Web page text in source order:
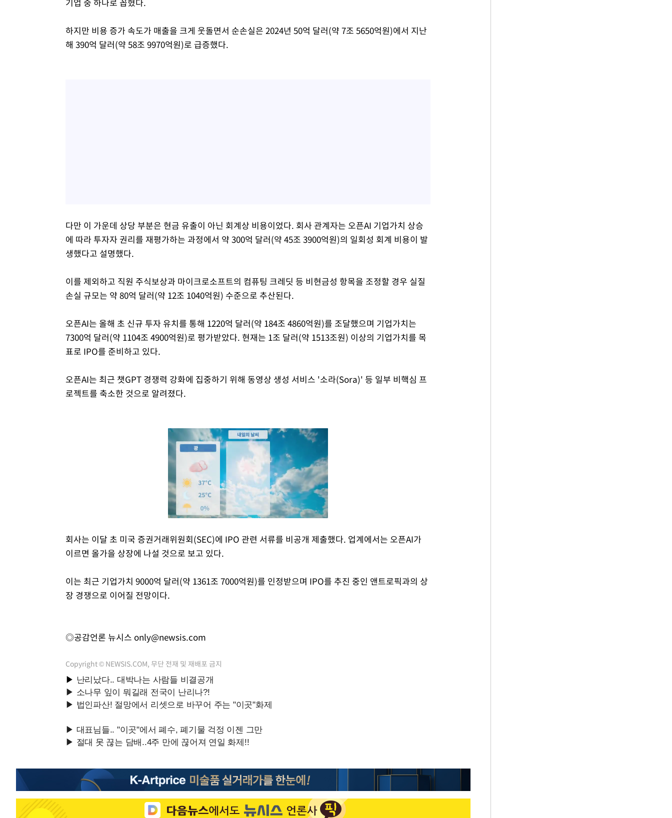
하지만 비용 증가 속도가 매출을 크게 웃돌면서 순손실은 2024년 50억 달러(약 7조 5650억원)에서 지난
해 390억 달러(약 58조 9970억원)로 급증했다.
다만 이 가운데 상당 부분은 현금 유출이 아닌 회계상 비용이었다. 회사 관계자는 오픈AI 기업가치 상승
에 따라 투자자 권리를 재평가하는 과정에서 약 300억 달러(약 45조 3900억원)의 일회성 회계 비용이 발
생했다고 설명했다.
이를 제외하고 직원 주식보상과 마이크로소프트의 컴퓨팅 크레딧 등 비현금성 항목을 조정할 경우 실질
손실 규모는 약 80억 달러(약 12조 1040억원) 수준으로 추산된다.
오픈AI는 올해 초 신규 투자 유치를 통해 1220억 달러(약 184조 4860억원)를 조달했으며 기업가치는
7300억 달러(약 1104조 4900억원)로 평가받았다. 현재는 1조 달러(약 1513조원) 이상의 기업가치를 목
표로 IPO를 준비하고 있다.
오픈AI는 최근 챗GPT 경쟁력 강화에 집중하기 위해 동영상 생성 서비스 '소라(Sora)' 등 일부 비핵심 프
로젝트를 축소한 것으로 알려졌다.
회사는 이달 초 미국 증권거래위원회(SEC)에 IPO 관련 서류를 비공개 제출했다. 업계에서는 오픈AI가
이르면 올가을 상장에 나설 것으로 보고 있다.
이는 최근 기업가치 9000억 달러(약 1361조 7000억원)를 인정받으며 IPO를 추진 중인 앤트로픽과의 상
장 경쟁으로 이어질 전망이다.
◎공감언론 뉴시스 only@newsis.com
Copyright © NEWSIS.COM, 무단 전재 및 재배포 금지